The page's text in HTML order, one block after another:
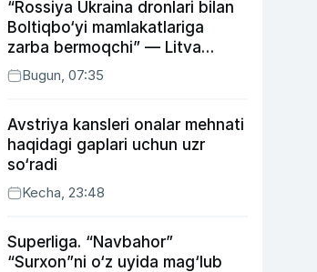
“Rossiya Ukraina dronlari bilan
Boltiqbo‘yi mamlakatlariga
zarba bermoqchi” — Litva
mudofaa vaziri
Bugun, 07:35
Avstriya kansleri onalar mehnati
haqidagi gaplari uchun uzr
so‘radi
Kecha, 23:48
Superliga. “Navbahor”
“Surxon”ni o‘z uyida mag‘lub